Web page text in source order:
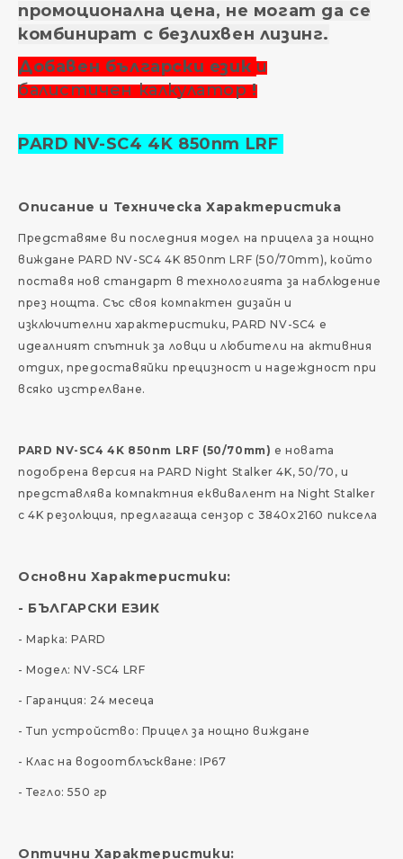
промоционална цена, не могат да се
комбинират с безлихвен лизинг.
Добавен български език и
балистичен калкулатор!
PARD NV-SC4 4K 850nm LRF
Описание и Техническа Характеристика
Представяме ви последния модел на прицела за нощно
виждане PARD NV-SC4 4K 850nm LRF (50/70mm), който
поставя нов стандарт в технологията за наблюдение
през нощта. Със своя компактен дизайн и
изключителни характеристики, PARD NV-SC4 е
идеалният спътник за ловци и любители на активния
отдих, предоставяйки прецизност и надеждност при
всяко изстрелване.
PARD NV-SC4 4K 850nm LRF (50/70mm) е новата
подобрена версия на PARD Night Stalker 4K, 50/70, и
представлява компактния еквивалент на Night Stalker
с 4K резолюция, предлагаща сензор с 3840x2160 пиксела
Основни Характеристики:
- БЪЛГАРСКИ ЕЗИК
- Марка: PARD
- Модел: NV-SC4 LRF
- Гаранция: 24 месеца
- Тип устройство: Прицел за нощно виждане
- Клас на водоотблъскване: IP67
- Тегло: 550 гр
Оптични Характеристики: